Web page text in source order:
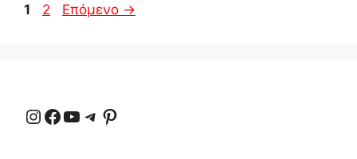
Σελίδα
1 Σελίδα
2 Επόμενο →
Instagram Facebook YouTube Τηλεγράφημα Pinterest